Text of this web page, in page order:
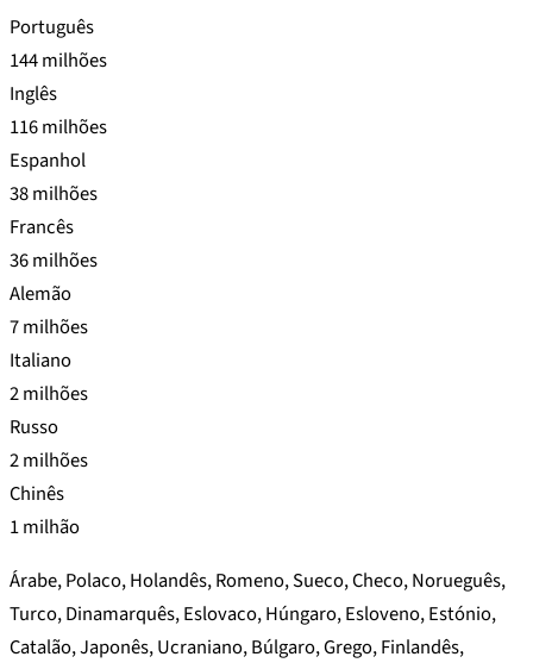
Português
144 milhões
Inglês
116 milhões
Espanhol
38 milhões
Francês
36 milhões
Alemão
7 milhões
Italiano
2 milhões
Russo
2 milhões
Chinês
1 milhão
Árabe, Polaco, Holandês, Romeno, Sueco, Checo, Norueguês,
Turco, Dinamarquês, Eslovaco, Húngaro, Esloveno, Estónio,
Catalão, Japonês, Ucraniano, Búlgaro, Grego, Finlandês,